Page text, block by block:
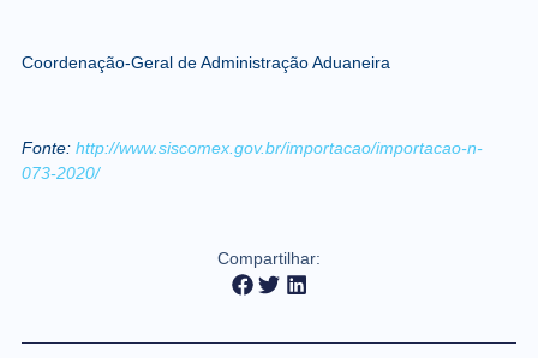
Coordenação-Geral de Administração Aduaneira
Fonte: http://www.siscomex.gov.br/importacao/importacao-n-
073-2020/
Compartilhar: